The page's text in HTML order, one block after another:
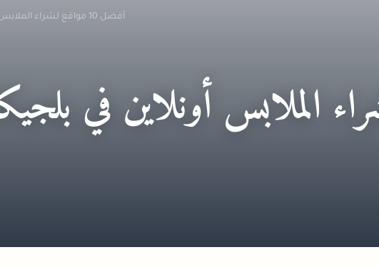
أفضل 10 مواقع لشراء الملابس أونلاين في بلجيكا (دليل 2026)
لشراء الملابس أونلاين في